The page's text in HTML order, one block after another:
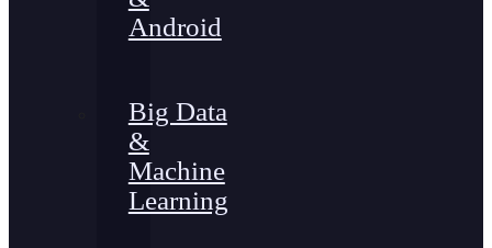
Android
Big Data
&
Machine
Learning